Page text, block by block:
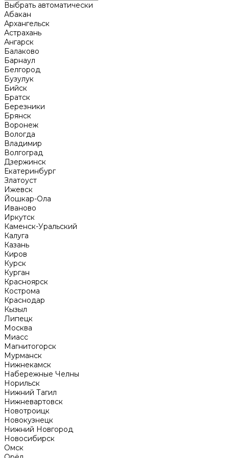
Выбрать автоматически
Абакан
Архангельск
Астрахань
Ангарск
Балаково
Барнаул
Белгород
Бузулук
Бийск
Братск
Березники
Брянск
Воронеж
Вологда
Владимир
Волгоград
Дзержинск
Екатеринбург
Златоуст
Ижевск
Йошкар-Ола
Иваново
Иркутск
Каменск-Уральский
Калуга
Казань
Киров
Курск
Курган
Красноярск
Кострома
Краснодар
Кызыл
Липецк
Москва
Миасс
Магнитогорск
Мурманск
Нижнекамск
Набережные Челны
Норильск
Нижний Тагил
Нижневартовск
Новотроицк
Новокузнецк
Нижний Новгород
Новосибирск
Омск